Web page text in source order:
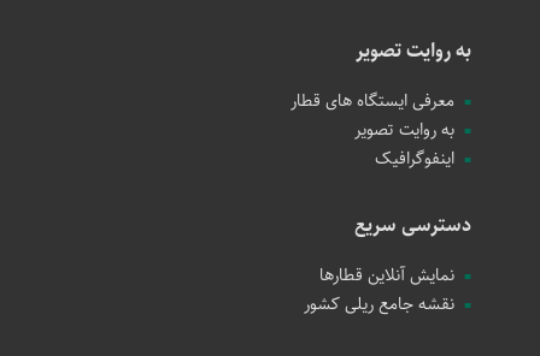
به روایت تصویر
معرفی ایستگاه های قطار
به روایت تصویر
اینفوگرافیک
دسترسی سریع
نمایش آنلاین قطارها
نقشه جامع ریلی کشور